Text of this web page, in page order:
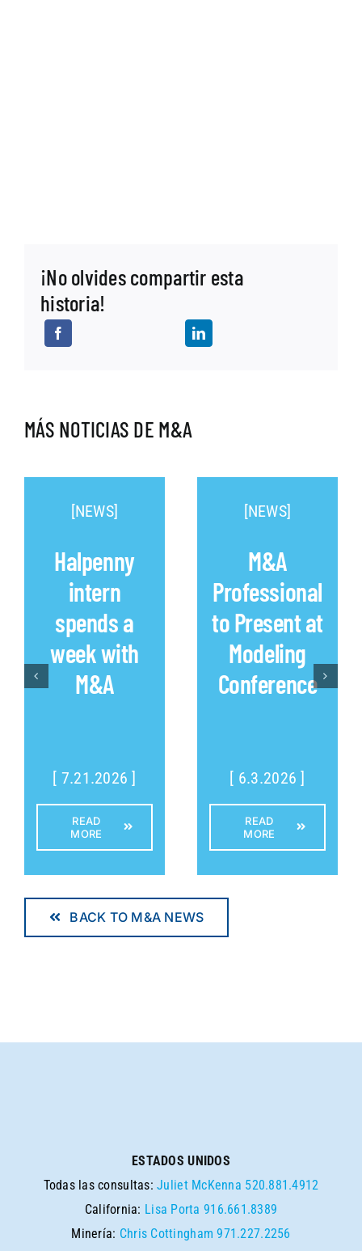
¡No olvides compartir esta
historia!
MÁS NOTICIAS DE M&A
[NEWS]
Halpenny
intern
spends a
week with
M&A
[ 7.21.2026 ]
READ
MORE
[NEWS]
M&A
Professional
to Present at
Modeling
Conference
[ 6.3.2026 ]
READ
MORE
BACK TO M&A NEWS
ESTADOS UNIDOS
Todas las consultas:Juliet McKenna 520.881.4912
California: Lisa Porta 916.661.8389
Minería: Chris Cottingham 971.227.2256